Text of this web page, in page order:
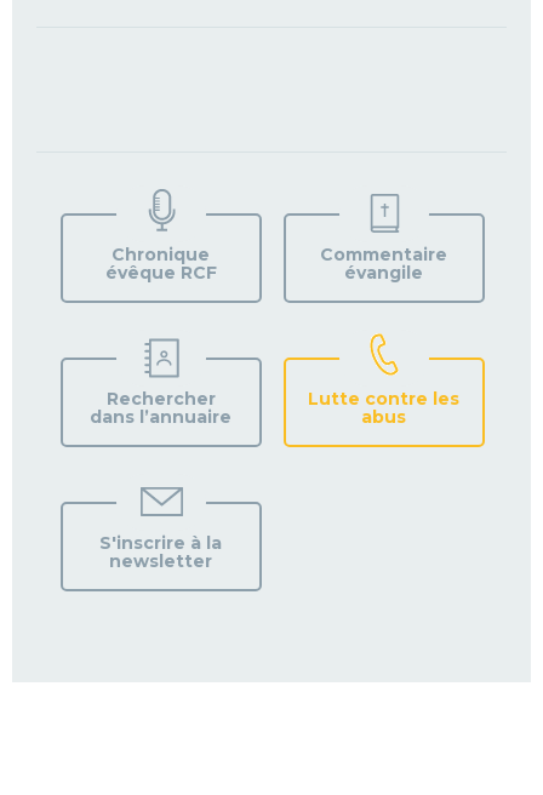
VOTRE
PAROISSE
Chronique
évêque RCF
Commentaire
évangile
Rechercher
dans l’annuaire
Lutte contre les
abus
S'inscrire à la
newsletter